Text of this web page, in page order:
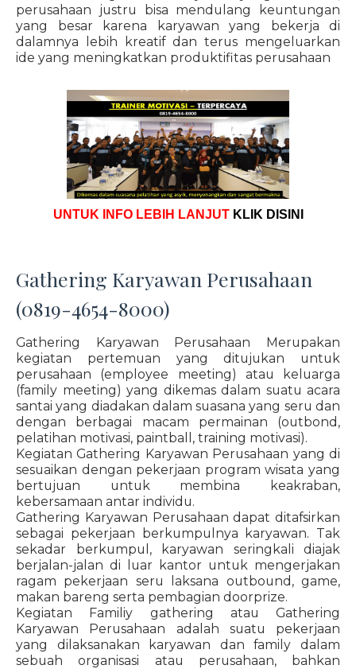
perusahaan justru bisa mendulang keuntungan
yang besar karena karyawan yang bekerja di
dalamnya lebih kreatif dan terus mengeluarkan
ide yang meningkatkan produktifitas perusahaan
UNTUK INFO LEBIH LANJUT KLIK DISINI
Gathering Karyawan Perusahaan
(0819-4654-8000)
Gathering Karyawan Perusahaan Merupakan
kegiatan pertemuan yang ditujukan untuk
perusahaan (employee meeting) atau keluarga
(family meeting) yang dikemas dalam suatu acara
santai yang diadakan dalam suasana yang seru dan
dengan berbagai macam permainan (outbond,
pelatihan motivasi, paintball, training motivasi).
Kegiatan Gathering Karyawan Perusahaan yang di
sesuaikan dengan pekerjaan program wisata yang
bertujuan untuk membina keakraban,
kebersamaan antar individu.
Gathering Karyawan Perusahaan dapat ditafsirkan
sebagai pekerjaan berkumpulnya karyawan. Tak
sekadar berkumpul, karyawan seringkali diajak
berjalan-jalan di luar kantor untuk mengerjakan
ragam pekerjaan seru laksana outbound, game,
makan bareng serta pembagian doorprize.
Kegiatan Familiy gathering atau Gathering
Karyawan Perusahaan adalah suatu pekerjaan
yang dilaksanakan karyawan dan family dalam
sebuah organisasi atau perusahaan, bahkan